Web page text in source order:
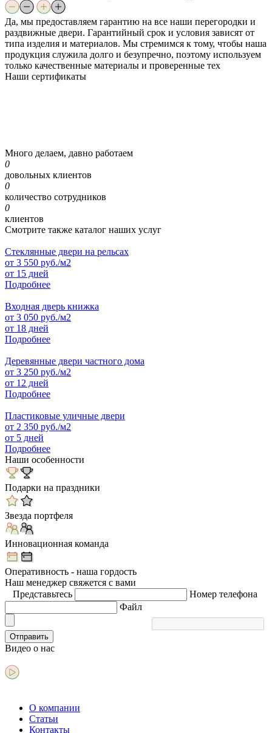
Да, мы предоставляем гарантию на все наши перегородки и
раздвижные двери. Гарантийный срок и условия зависят от
типа изделия и материалов. Мы стремимся к тому, чтобы наша
продукция служила долго и безупречно, поэтому используем
только качественные материалы и проверенные тех
Наши сертификаты
Много делаем, давно работаем
0
довольных клиентов
0
количество сотрудников
0
клиентов
Смотрите также каталог наших услуг
Стеклянные двери на рельсах
от 3 550 руб./м2
от 15 дней
Подробнее
Входная дверь книжка
от 3 050 руб./м2
от 18 дней
Подробнее
Деревянные двери частного дома
от 3 250 руб./м2
от 12 дней
Подробнее
Пластиковые уличные двери
от 2 350 руб./м2
от 5 дней
Подробнее
Наши особенности
Подарки на праздники
Звезда портфеля
Инновационная команда
Оперативность - наша гордость
Наш менеджер свяжется с вами
Представьтесь
Номер телефона
Файл
Отправить
Видео о нас
О компании
Статьи
Контакты